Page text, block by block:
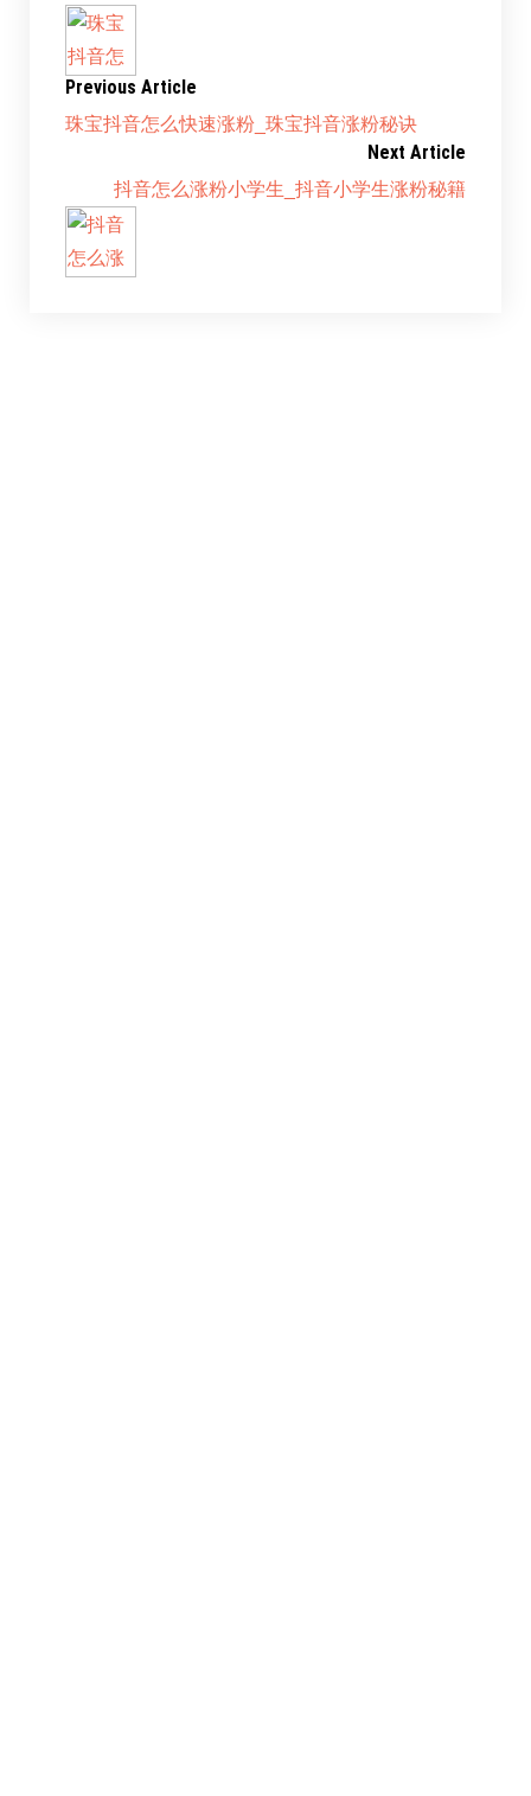
Previous Article
珠宝抖音怎么快速涨粉_珠宝抖音涨粉秘诀
Next Article
抖音怎么涨粉小学生_抖音小学生涨粉秘籍